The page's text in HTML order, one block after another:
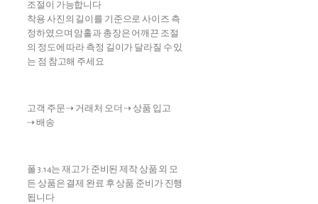
조절이 가능합니다
착용 사진의 길이를 기준으로 사이즈 측
정하였으며 암홀과 총장은 어깨끈 조절
의 정도에 따라 측정 길이가 달라질 수 있
는 점 참고해 주세요
고객 주문 ⇢ 거래처 오더 ⇢ 상품 입고
⇢ 배송
폴 3.14는 재고가 준비된 제작 상품 외 모
든 상품은 결제 완료 후 상품 준비가 진행
됩니다